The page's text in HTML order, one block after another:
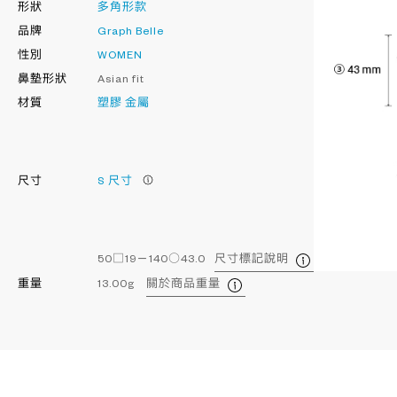
形狀 多角形款
品牌 Graph Belle
性別 WOMEN
鼻墊形狀 Asian fit
材質 塑膠 金屬
尺寸 S 尺寸
50□19－140○43.0 尺寸標記說明
重量 13.00g 關於商品重量